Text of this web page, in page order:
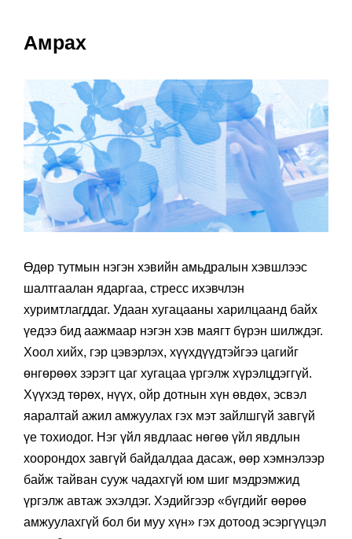
Амрах
Өдөр тутмын нэгэн хэвийн амьдралын хэвшлээс
шалтгаалан ядаргаа, стресс ихэвчлэн
хуримтлагддаг. Удаан хугацааны харилцаанд байх
үедээ бид аажмаар нэгэн хэв маягт бүрэн шилждэг.
Хоол хийх, гэр цэвэрлэх, хүүхдүүдтэйгээ цагийг
өнгөрөөх зэрэгт цаг хугацаа үргэлж хүрэлцдэггүй.
Хүүхэд төрөх, нүүх, ойр дотнын хүн өвдөх, эсвэл
яаралтай ажил амжуулах гэх мэт зайлшгүй завгүй
үе тохиодог. Нэг үйл явдлаас нөгөө үйл явдлын
хоорондох завгүй байдалдаа дасаж, өөр хэмнэлээр
байж тайван сууж чадахгүй юм шиг мэдрэмжид
үргэлж автаж эхэлдэг. Хэдийгээр «бүгдийг өөрөө
амжуулахгүй бол би муу хүн» гэх дотоод эсэргүүцэл